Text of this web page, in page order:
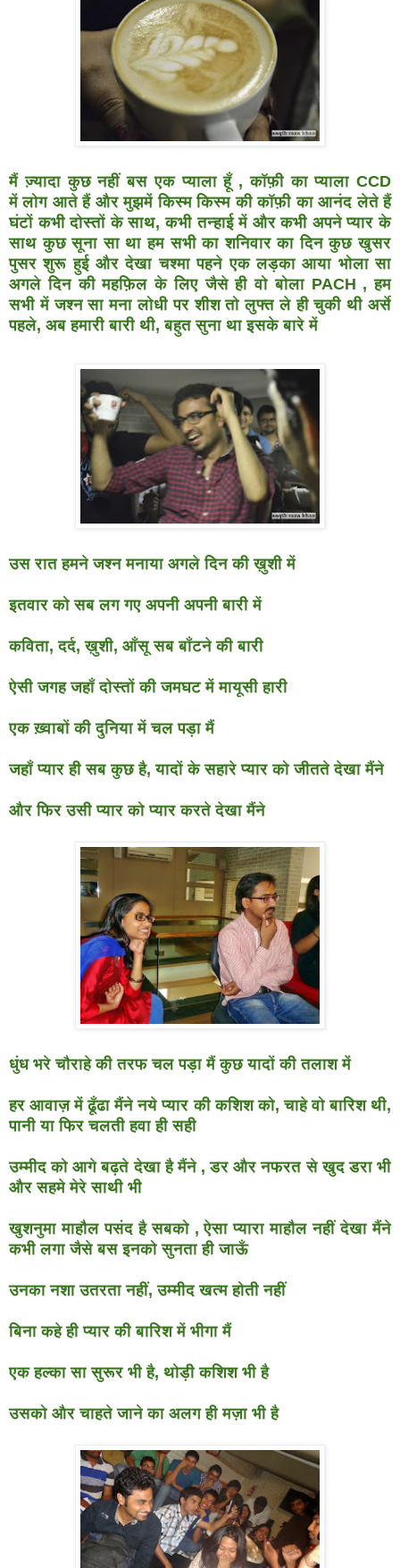
मैं ज़्यादा कुछ नहीं बस एक प्याला हूँ , कॉफ़ी का प्याला CCD
मेंलोग आते हैं और मुझमें किस्म किस्म की कॉफ़ी का आनंद लेते हैं
घंटोंकभी दोस्तों के साथ, कभी तन्हाई में और कभी अपने प्यार के
साथकुछ सूना सा था हम सभी का शनिवार का दिनकुछ खुसर
पुसर शुरू हुई और देखाचश्मा पहने एक लड़का आया भोला सा
अगले दिन की महफ़िल के लिएजैसे ही वो बोला PACH , हम
सभी में जश्न सा मनालोधी पर शीश तो लुफ्त ले ही चुकी थी अर्से
पहले, अब हमारी बारी थी,बहुत सुना था इसके बारे में
उस रात हमने जश्न मनाया अगले दिन की ख़ुशी में
इतवार को सब लग गए अपनी अपनी बारी में
कविता, दर्द, ख़ुशी, आँसू सब बाँटने की बारी
ऐसी जगह जहाँ दोस्तों की जमघट में मायूसी हारी
एक ख़्वाबों की दुनिया में चल पड़ा मैं
जहाँ प्यार ही सब कुछ है, यादों के सहारे प्यार को जीतते देखा मैंने
और फिर उसी प्यार को प्यार करते देखा मैंने
धुंध भरे चौराहे की तरफ चल पड़ा मैं कुछ यादों की तलाश में
हर आवाज़ में ढूँढा मैंने नये प्यार की कशिश को, चाहे वो बारिश थी,
पानीया फिर चलती हवा ही सही
उम्मीद को आगे बढ़ते देखा है मैंने , डर और नफरत से खुद डरा भी
औरसहमे मेरे साथी भी
खुशनुमा माहौल पसंद है सबको , ऐसा प्यारा माहौल नहीं देखा मैंने
कभीलगा जैसे बस इनको सुनता ही जाऊँ
उनका नशा उतरता नहीं, उम्मीद खत्म होती नहीं
बिना कहे ही प्यार की बारिश में भीगा मैं
एक हल्का सा सुरूर भी है, थोड़ी कशिश भी है
उसको और चाहते जाने का अलग ही मज़ा भी है